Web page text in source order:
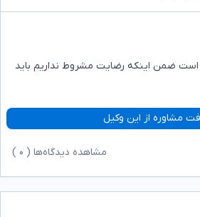
ضمن اینکه رضایت مشروط نداریم باید
مشاوره از این وکیل
مشاهده دیدگاه‌ها ( ۰